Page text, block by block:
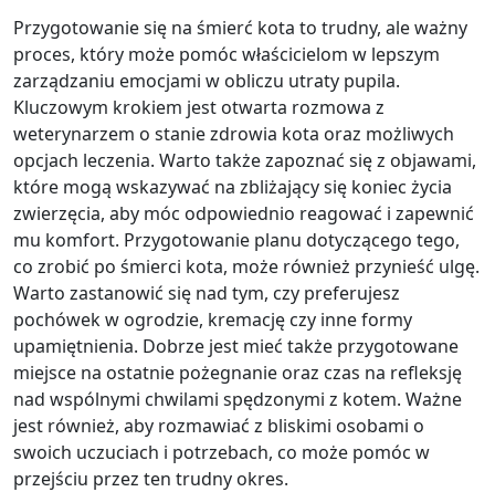
Przygotowanie się na śmierć kota to trudny, ale ważny
proces, który może pomóc właścicielom w lepszym
zarządzaniu emocjami w obliczu utraty pupila.
Kluczowym krokiem jest otwarta rozmowa z
weterynarzem o stanie zdrowia kota oraz możliwych
opcjach leczenia. Warto także zapoznać się z objawami,
które mogą wskazywać na zbliżający się koniec życia
zwierzęcia, aby móc odpowiednio reagować i zapewnić
mu komfort. Przygotowanie planu dotyczącego tego,
co zrobić po śmierci kota, może również przynieść ulgę.
Warto zastanowić się nad tym, czy preferujesz
pochówek w ogrodzie, kremację czy inne formy
upamiętnienia. Dobrze jest mieć także przygotowane
miejsce na ostatnie pożegnanie oraz czas na refleksję
nad wspólnymi chwilami spędzonymi z kotem. Ważne
jest również, aby rozmawiać z bliskimi osobami o
swoich uczuciach i potrzebach, co może pomóc w
przejściu przez ten trudny okres.